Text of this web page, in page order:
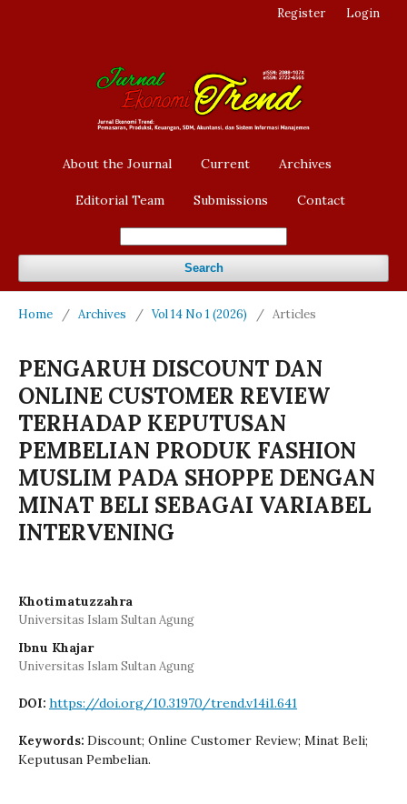
About the Journal Current Archives
Editorial Team Submissions Contact
Search
Register Login
Home / Archives / Vol 14 No 1 (2026) / Articles
PENGARUH DISCOUNT DAN
ONLINE CUSTOMER REVIEW
TERHADAP KEPUTUSAN
PEMBELIAN PRODUK FASHION
MUSLIM PADA SHOPPE DENGAN
MINAT BELI SEBAGAI VARIABEL
INTERVENING
Khotimatuzzahra
Universitas Islam Sultan Agung
Ibnu Khajar
Universitas Islam Sultan Agung
DOI: https://doi.org/10.31970/trend.v14i1.641
Keywords: Discount; Online Customer Review; Minat Beli;
Keputusan Pembelian.